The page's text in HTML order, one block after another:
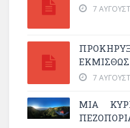
7
7
ΜΙΑ